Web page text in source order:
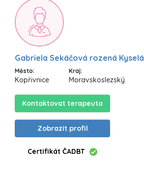
Gabriela Sekáčová rozená Kyselá
Město:
Kopřivnice
Kraj:
Moravskoslezský
Kontaktovat terapeuta
Zobrazit profil
Certifikát ČADBT